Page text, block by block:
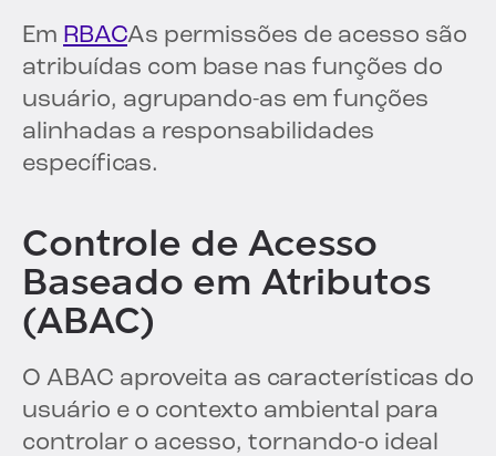
Em RBACAs permissões de acesso são
atribuídas com base nas funções do
usuário, agrupando-as em funções
alinhadas a responsabilidades
específicas.
Controle de Acesso
Baseado em Atributos
(ABAC)
O ABAC aproveita as características do
usuário e o contexto ambiental para
controlar o acesso, tornando-o ideal